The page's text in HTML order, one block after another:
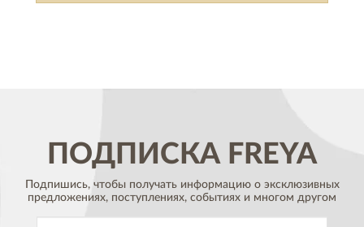
ПОДПИСКА FREYA
Подпишись, чтобы получать информацию о эксклюзивных
предложениях, поступлениях, событиях и многом другом